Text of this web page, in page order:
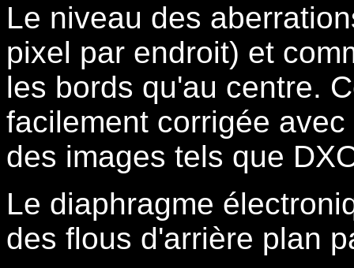
Le niveau des
pixel par endroit) et
les bords qu'au centre.
facilement corrigée
des images tels que
Le diaphragme
des flous d'arrière plan